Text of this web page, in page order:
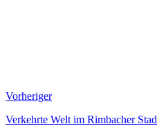
Vorheriger
Verkehrte Welt im Rimbacher